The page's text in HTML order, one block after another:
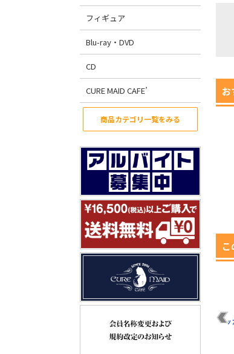
フィギュア
Blu-ray・DVD
CD
CURE MAID CAFE’
商品カテゴリ一覧をみる
お
ゆるキャン△ガール
ミニステッカー
野クル ミニステッ